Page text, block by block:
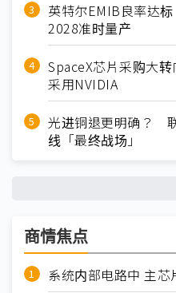
英特尔EMIB良率达
2028准时量产
SpaceX芯片采购大
采用NVIDIA
光进铜退更明确？
线「最终战场」
商情焦点
系统内部电路中 主